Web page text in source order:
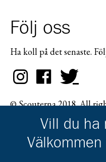
Följ oss
Ha koll på det senaste.
© Scouterna 2018. All
Vill du ha